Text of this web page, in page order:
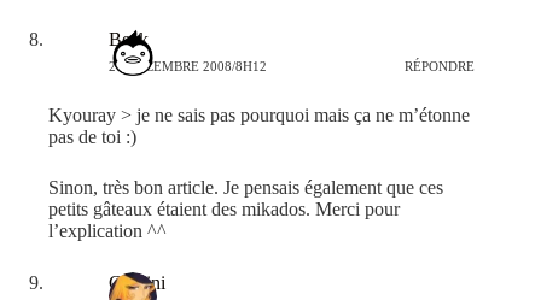
Beck
27 DÉCEMBRE 2008/8H12 RÉPONDRE
Kyouray > je ne sais pas pourquoi mais ça ne m’étonne
pas de toi :)
Sinon, très bon article. Je pensais également que ces
petits gâteaux étaient des mikados. Merci pour
l’explication ^^
Gemini